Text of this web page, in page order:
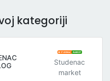
kategoriji
Studenac
market